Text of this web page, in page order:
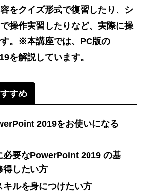
をクイズ形式で復習したり、シ
操作実習したりなど、実際に操
。※本講座では、PC版の
を解説しています。
すめ
2019をお使いになる
必要なPowerPoint 2019 の基
得したい方
キルを身につけたい方